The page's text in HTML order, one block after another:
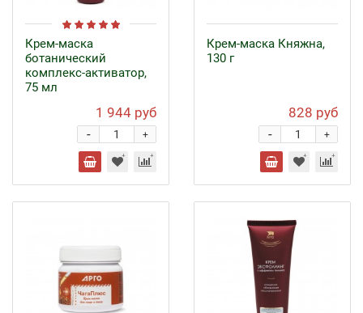
Крем-маска
ботанический
комплекс-активатор,
75 мл
1 944 руб
+
-
Крем-маска Княжна,
130 г
828 руб
+
-